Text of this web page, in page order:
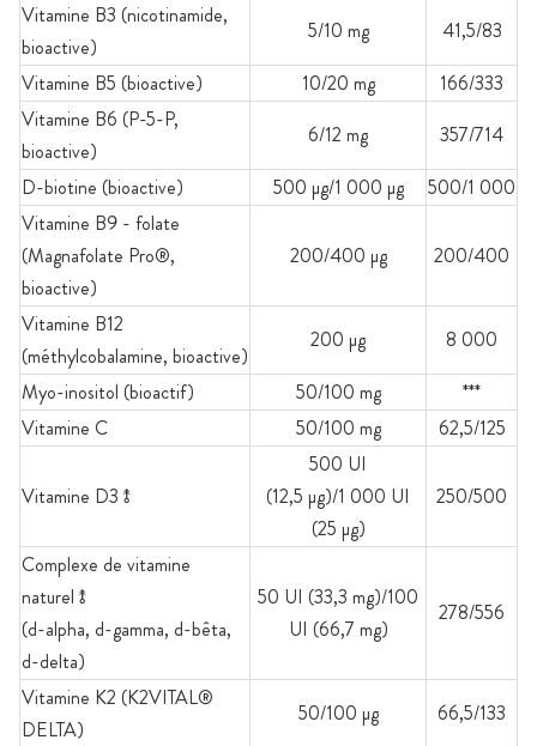
Vitamine B3 (nicotinamide,
bioactive)
5/10 mg
41,5/83
Vitamine B5 (bioactive)
10/20 mg
166/333
Vitamine B6 (P-5-P,
bioactive)
6/12 mg
357/714
D-biotine (bioactive)
500 µg/1 000 µg
500/1 000
Vitamine B9 - folate
(Magnafolate Pro®,
bioactive)
200/400 µg 200/400
Vitamine B12
(méthylcobalamine, bioactive)
200 µg
8 000
Myo-inositol (bioactif)
50/100 mg
***
Vitamine C
50/100 mg 62,5/125
Vitamine D3⥉
500 UI
(12,5 µg)/1 000 UI
(25 µg)
250/500
Complexe de vitamine
naturel⥉
(d-alpha, d-gamma, d-bêta,
d-delta)
50 UI (33,3 mg)/100
UI (66,7 mg)
278/556
Vitamine K2 (K2VITAL®
DELTA)
50/100 µg
66,5/133